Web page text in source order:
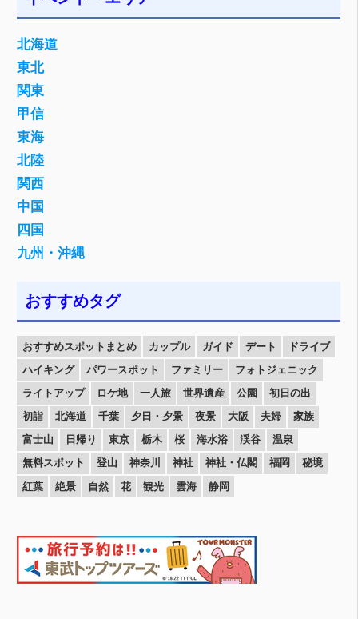
北海道
東北
関東
甲信
東海
北陸
関西
中国
四国
九州・沖縄
おすすめタグ
おすすめスポットまとめ カップル ガイド デート
ドライブ
ハイキング
パワースポット ファミリー
フォトジェニック
ライトアップ
ロケ地 一人旅 世界遺産 公園
初日の出
初詣
北海道 千葉 夕日・夕景 夜景 大阪 夫婦
家族
富士山
日帰り 東京 栃木 桜 海水浴 渓谷
温泉
無料スポット
登山 神奈川 神社 神社・仏閣 福岡
秘境
紅葉
絶景 自然 花 観光 雲海 静岡